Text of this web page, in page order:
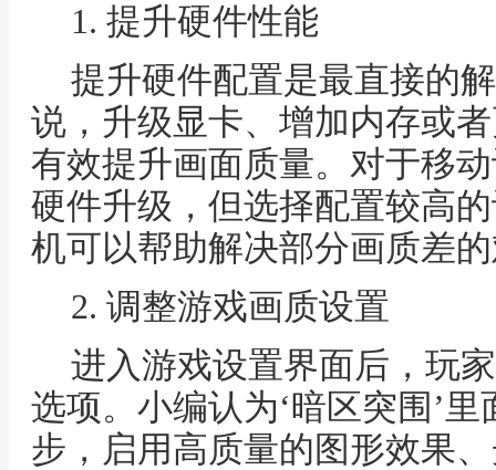
1. 提升硬件性能
提升硬件配置是最直接的
说，升级显卡、增加内存或
有效提升画面质量。对于移
硬件升级，但选择配置较高
机可以帮助解决部分画质差
2. 调整游戏画质设置
进入游戏设置界面后，玩
选项。小编认为‘暗区突围’
步，启用高质量的图形效果